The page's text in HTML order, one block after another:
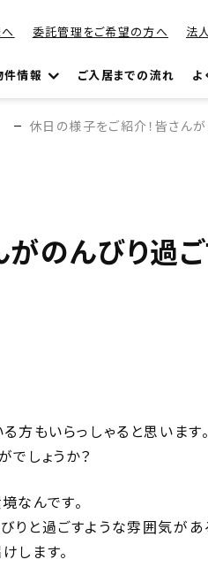
委託管理をご希望の方へ 法
件情報 ご入居までの流れ よ
休日の様子をご紹介！皆さん
のんびり過
方もいらっしゃると思います。
しょうか？
なんです。
と過ごすような雰囲気があ
します。